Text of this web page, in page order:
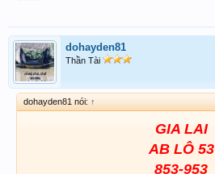
dohayden81
Thần Tài
dohayden81 nói: ↑
GIA LAI
AB LÔ 53
853-953